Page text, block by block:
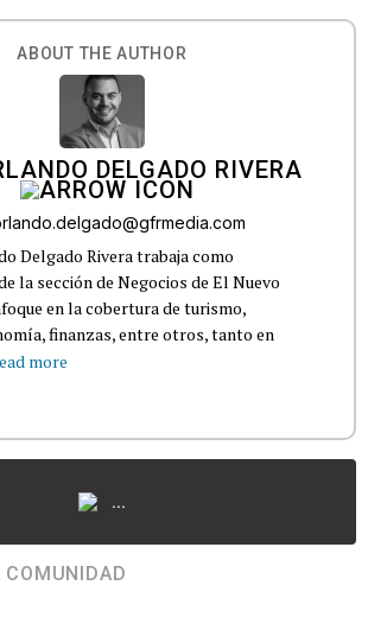
ABOUT THE AUTHOR
DELGADO RIVERA
Delgado Rivera trabaja como
la sección de Negocios de El Nuevo
en la cobertura de turismo,
finanzas, entre otros, tanto en
more
...
COMUNIDAD